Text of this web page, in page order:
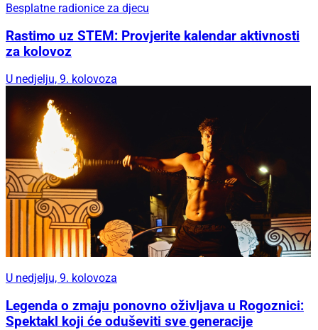
Besplatne radionice za djecu
Rastimo uz STEM: Provjerite kalendar aktivnosti
za kolovoz
U nedjelju, 9. kolovoza
U nedjelju, 9. kolovoza
Legenda o zmaju ponovno oživljava u Rogoznici:
Spektakl koji će oduševiti sve generacije